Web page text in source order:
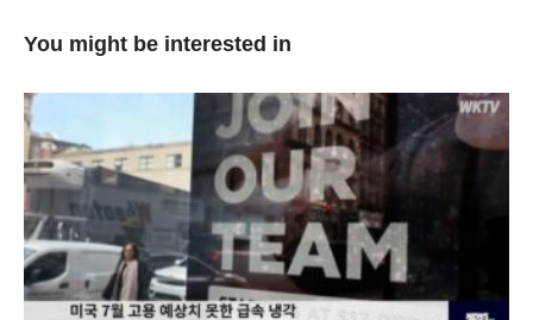
You might be interested in